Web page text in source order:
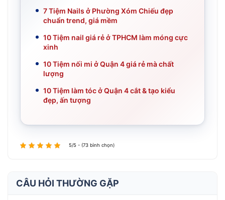
7 Tiệm Nails ở Phường Xóm Chiếu đẹp
chuẩn trend, giá mềm
10 Tiệm nail giá rẻ ở TPHCM làm móng cực
xinh
10 Tiệm nối mi ở Quận 4 giá rẻ mà chất
lượng
10 Tiệm làm tóc ở Quận 4 cắt & tạo kiểu
đẹp, ấn tượng
5/5 - (73 bình chọn)
CÂU HỎI THƯỜNG GẶP